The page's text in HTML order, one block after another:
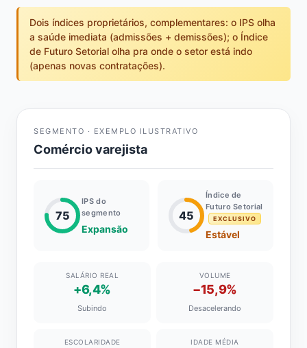
Dois índices proprietários, complementares: o IPS olha
a saúde imediata (admissões + demissões); o Índice
de Futuro Setorial olha pra onde o setor está indo
(apenas novas contratações).
SEGMENTO · EXEMPLO ILUSTRATIVO
Comércio varejista
75
IPS do
segmento
Expansão
45
Índice de
Futuro Setorial
EXCLUSIVO
Estável
SALÁRIO REAL
+6,4%
Subindo
VOLUME
−15,9%
Desacelerando
ESCOLARIDADE IDADE MÉDIA